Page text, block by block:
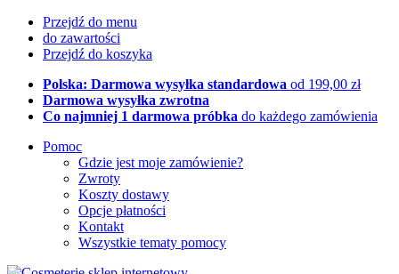
Przejdź do menu
do zawartości
Przejdź do koszyka
Polska: Darmowa wysyłka standardowa od 199,00 zł
Darmowa wysyłka zwrotna
Co najmniej 1 darmowa próbka do każdego zamówienia
Pomoc
Gdzie jest moje zamówienie?
Zwroty
Koszty dostawy
Opcje płatności
Kontakt
Wszystkie tematy pomocy